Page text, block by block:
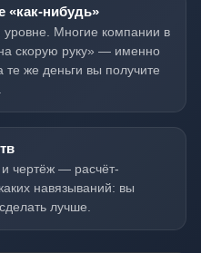
«как-нибудь»
Многие компании в
скорую руку» — именно
же деньги вы получите
чертёж — расчёт-
навязываний: вы
лучше.